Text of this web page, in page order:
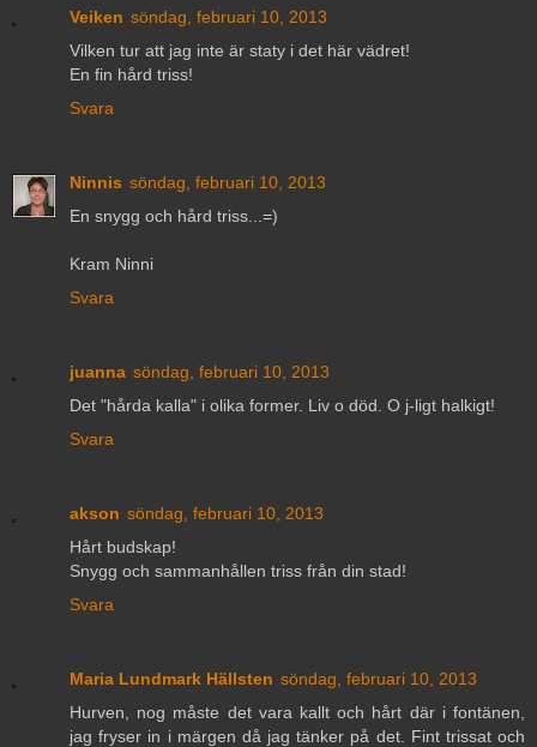
Veiken söndag, februari 10, 2013
Vilken tur att jag inte är staty i det här vädret!
En fin hård triss!
Svara
Ninnis söndag, februari 10, 2013
En snygg och hård triss...=)
Kram Ninni
Svara
juanna söndag, februari 10, 2013
Det "hårda kalla" i olika former. Liv o död. O j-ligt halkigt!
Svara
akson söndag, februari 10, 2013
Hårt budskap!
Snygg och sammanhållen triss från din stad!
Svara
Maria Lundmark Hällsten söndag, februari 10, 2013
Hurven, nog måste det vara kallt och hårt där i fontänen,
jag fryser in i märgen då jag tänker på det. Fint trissat och